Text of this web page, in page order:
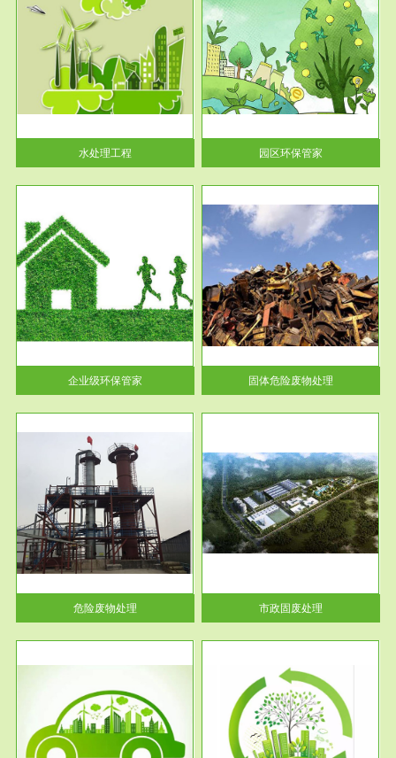
水处理工程
服务范围
园区环保管家
2016 年 4 月，环保部下发《关
于积极发挥环境保护作用促进供
给侧结...
园区环保管家
企业级环保管家
服务范围
固体危险废物处理
固体废物解释：固体废物是指人
们在生产建设、日常生活和其他
活动中...
固体危险废物处理
危险废物处理
服务范围
市政固废处理
蔚蓝生态环境科技所从事的市政
废物处理业务包括市政废物的处
理处...
市政固废处理
服务范围
工作场所职业危害现状评价